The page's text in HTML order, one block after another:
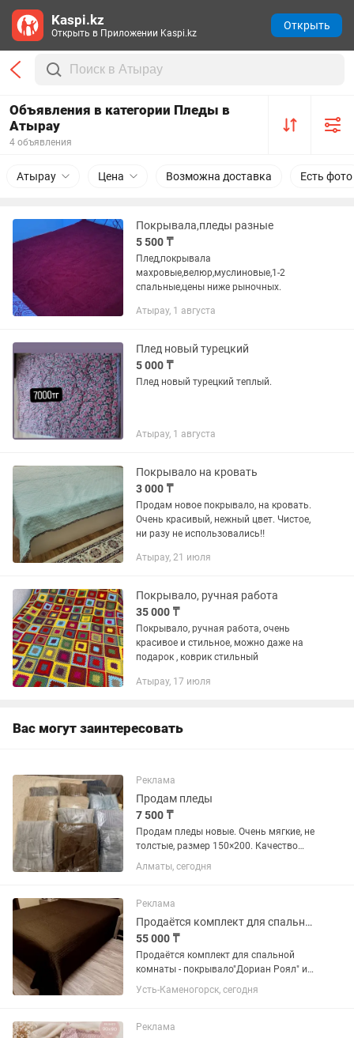
Объявления в категории Пледы в
Атырау
4 объявления
Атырау Цена Возможна доставка Есть фото
Покрывала,пледы разные
5 500 ₸
Плед,покрывала
махровые,велюр,муслиновые,1-2
спальные,цены ниже рыночных.
Атырау, 1 августа
Плед новый турецкий
5 000 ₸
Плед новый турецкий теплый.
Атырау, 1 августа
Покрывало на кровать
3 000 ₸
Продам новое покрывало, на кровать.
Очень красивый, нежный цвет. Чистое,
ни разу не использовались‼️
Атырау, 21 июля
Покрывало, ручная работа
35 000 ₸
Покрывало, ручная работа, очень
красивое и стильное, можно даже на
подарок , коврик стильный
Атырау, 17 июля
Вас могут заинтересовать
Реклама
Продам пледы
7 500 ₸
Продам пледы новые. Очень мягкие, не
толстые, размер 150×200. Качество
хорошее. Цены разные. После стирки
вид не теряет. Прекрасно подойдут на
вопросам пишите,...
Алматы, сегодня
Реклама
Продаётся комплект для спальной комнаты-покрывало ДОРИАН Роял и шторы
55 000 ₸
Продаётся комплект для спальной
комнаты - покрывало"Дориан Роял" и
шторы (blackout) цвет - шоколад
стоимостью 55000тенге (реальная
покрывала намного выше в...
Усть-Каменогорск, сегодня
Реклама
Kaspi.kz
Открыть в Приложении Kaspi.kz
Открыть